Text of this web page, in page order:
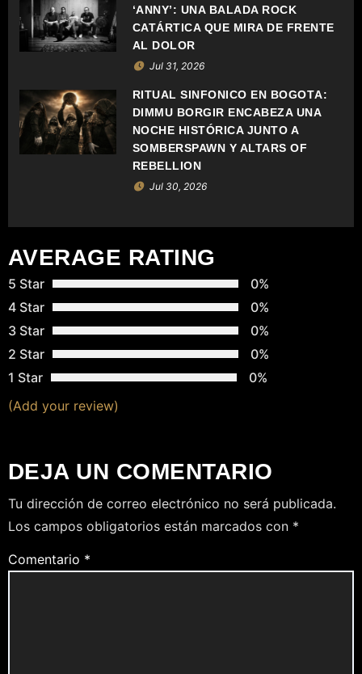
D
E
E
N
T
D
A
S
‘ANNY’: UNA BALADA ROCK
CATÁRTICA QUE MIRA DE FRENTE
AL DOLOR
Jul 31, 2026
RITUAL SINFÓNICO EN BOGOTÁ:
DIMMU BORGIR ENCABEZA UNA
NOCHE HISTÓRICA JUNTO A
SOMBERSPAWN Y ALTARS OF
REBELLION
Jul 30, 2026
AVERAGE RATING
5 Star
0%
4 Star
0%
3 Star
0%
2 Star
0%
1 Star
0%
(Add your review)
DEJA UN COMENTARIO
Tu dirección de correo electrónico no será publicada.
Los campos obligatorios están marcados con *
Comentario *